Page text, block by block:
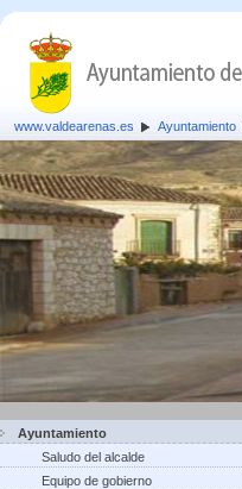
www.valdearenas.es Ayuntamiento
Ayuntamiento
Saludo del alcalde
Equipo de gobierno